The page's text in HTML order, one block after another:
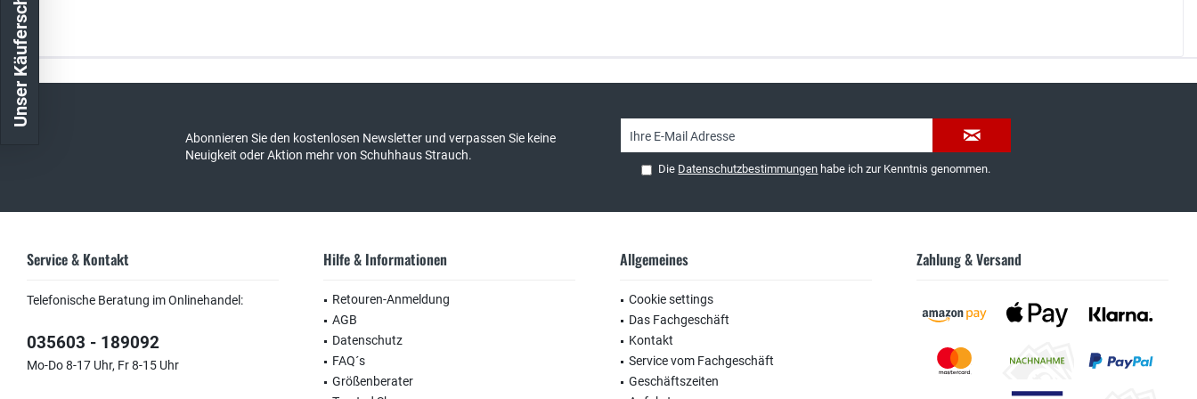
Abonnieren Sie den kostenlosen Newsletter und verpassen Sie keine
Neuigkeit oder Aktion mehr von Schuhhaus Strauch.
Die Datenschutzbestimmungen habe ich zur Kenntnis genommen.
Service & Kontakt
Telefonische Beratung im Onlinehandel:
035603 - 189092
Mo-Do 8-17 Uhr, Fr 8-15 Uhr
Hilfe & Informationen
Retouren-Anmeldung
AGB
Datenschutz
FAQ´s
Größenberater
Allgemeines
Cookie settings
Das Fachgeschäft
Kontakt
Service vom Fachgeschäft
Geschäftszeiten
Zahlung & Versand
Unser Käuferschutz